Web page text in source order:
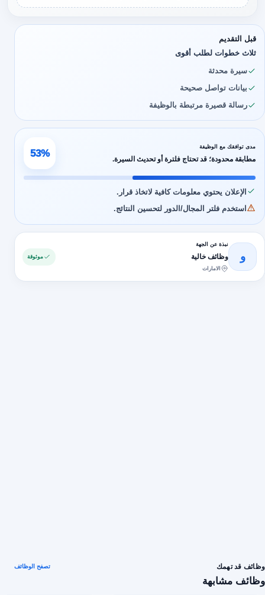
قبل التقديم
ثلاث خطوات لطلب أقوى
سيرة محدثة
بيانات تواصل صحيحة
رسالة قصيرة مرتبطة بالوظيفة
مدى توافقك مع الوظيفة
مطابقة محدودة؛ قد تحتاج فلترة أو تحديث السيرة. 53%
الإعلان يحتوي معلومات كافية لاتخاذ قرار.
استخدم فلتر المجال/الدور لتحسين النتائج.
و
نبذة عن الجهة
وظائف خالية
الامارات
موثوقة
وظائف قد تهمك
وظائف مشابهة
تصفح الوظائف